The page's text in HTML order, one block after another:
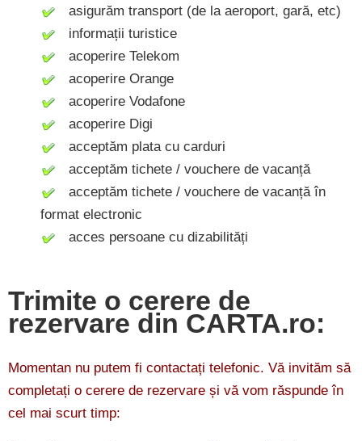
asigurăm transport (de la aeroport, gară, etc)
informații turistice
acoperire Telekom
acoperire Orange
acoperire Vodafone
acoperire Digi
acceptăm plata cu carduri
acceptăm tichete / vouchere de vacanță
acceptăm tichete / vouchere de vacanță în
format electronic
acces persoane cu dizabilități
Trimite o cerere de
rezervare din CARTA.ro:
Momentan nu putem fi contactați telefonic. Vă invităm să
completați o cerere de rezervare și vă vom răspunde în
cel mai scurt timp: